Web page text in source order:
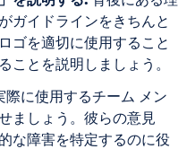
ガイドラインをきちんと
ゴを適切に使用すること
ことを説明しましょう。
際に使用するチーム メン
ましょう。彼らの意見
な障害を特定するのに役